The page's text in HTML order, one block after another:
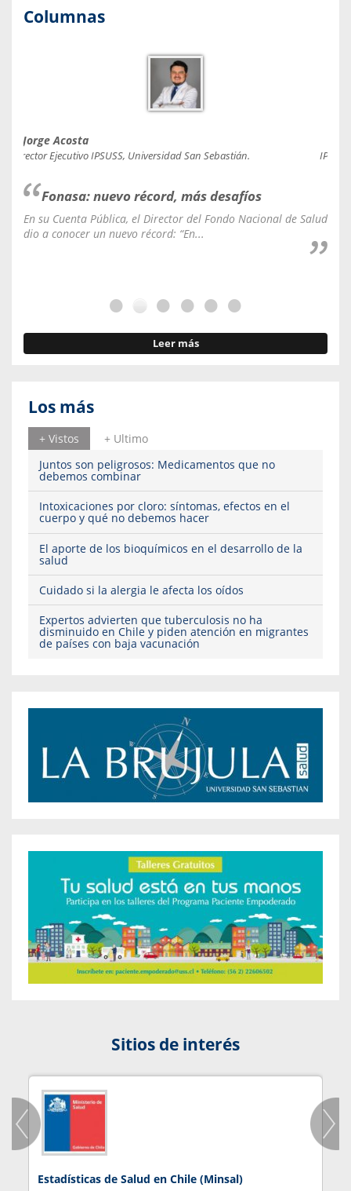
Columnas
Jorge Acosta
Director Ejecutivo IPSUSS, Universidad San Sebastián.
Fonasa: nuevo récord, más desafíos
En su Cuenta Pública, el Director del Fondo Nacional de Salud
dio a conocer un nuevo récord: “En...
Leer más
Los más
+ Vistos
+ Ultimo
Juntos son peligrosos: Medicamentos que no
debemos combinar
Intoxicaciones por cloro: síntomas, efectos en el
cuerpo y qué no debemos hacer
El aporte de los bioquímicos en el desarrollo de la
salud
Cuidado si la alergia le afecta los oídos
Expertos advierten que tuberculosis no ha
disminuido en Chile y piden atención en migrantes
de países con baja vacunación
Sitios de interés
Estadísticas de Salud en Chile (Minsal)